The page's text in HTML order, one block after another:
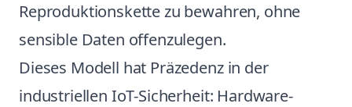
Reproduktionskette zu bewahren, ohne
sensible Daten offenzulegen.
Dieses Modell hat Präzedenz in der
industriellen IoT-Sicherheit: Hardware-